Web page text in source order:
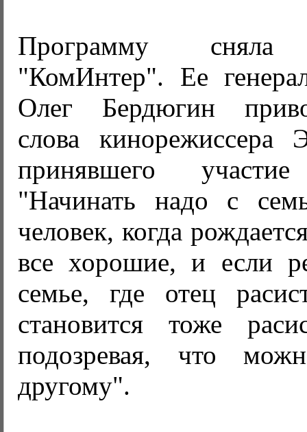
Программу сняла
"КомИнтер". Ее
Олег Бердюгин
слова кинорежиссера
принявшего
"Начинать надо с
человек, когда
все хорошие, и если
семье, где отец
становится тоже
подозревая, что
другому".